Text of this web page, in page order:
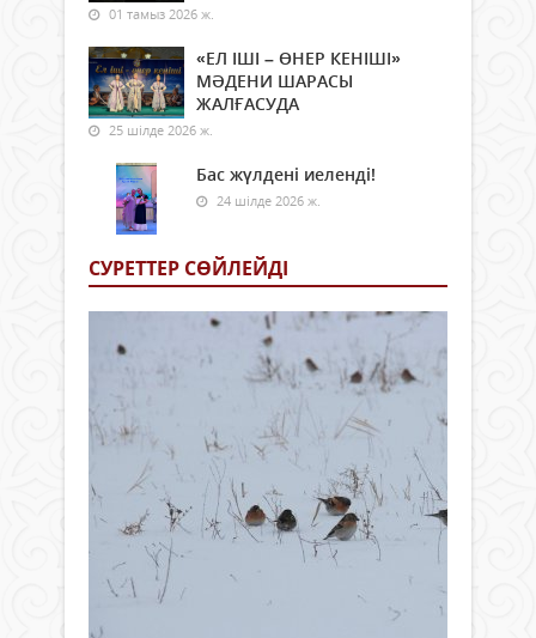
01 тамыз 2026 ж.
«ЕЛ ІШІ – ӨНЕР КЕНІШІ»
МӘДЕНИ ШАРАСЫ
ЖАЛҒАСУДА
25 шілде 2026 ж.
Бас жүлдені иеленді!
24 шілде 2026 ж.
СУРЕТТЕР СӨЙЛЕЙДI